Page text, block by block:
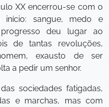
XX encerrou-se com o
sangue, medo e
deu lugar ao
de tantas revoluções,
exausto de ser
a pedir um senhor.
sociedades fatigadas,
e marchas, mas com